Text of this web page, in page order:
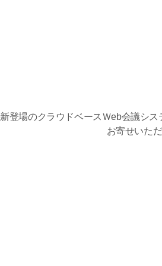
新登場のクラウドベースＷeb会議シ
お寄せいた